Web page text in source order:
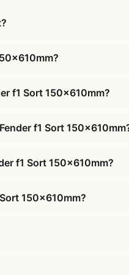
f1 Sort 150x610mm?
f1 Sort
f1 Sort 150x610mm?
150x610mm?